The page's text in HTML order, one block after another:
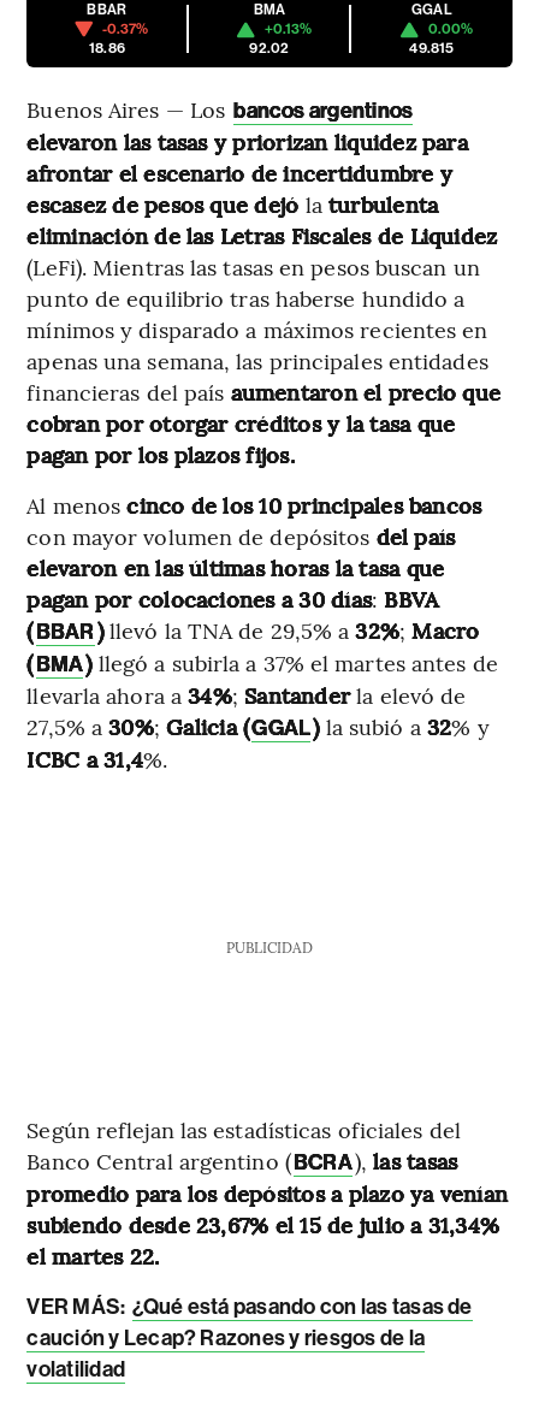
BBAR
-0.37%
18.86
BMA
+0.13%
92.02
GGAL
0.00%
49.815
Buenos Aires — Los bancos argentinos
elevaron las tasas y priorizan liquidez para
afrontar el escenario de incertidumbre y
escasez de pesos que dejó la turbulenta
eliminación de las Letras Fiscales de Liquidez
(LeFi). Mientras las tasas en pesos buscan un
punto de equilibrio tras haberse hundido a
mínimos y disparado a máximos recientes en
apenas una semana, las principales entidades
financieras del país aumentaron el precio que
cobran por otorgar créditos y la tasa que
pagan por los plazos fijos.
Al menoscinco de los 10 principales bancos
con mayor volumen de depósitos del país
elevaron en las últimas horas la tasa que
pagan por colocaciones a 30 días: BBVA
(BBAR)llevó la TNA de 29,5% a32%;Macro
(BMA)llegó a subirla a 37% el martes antes de
llevarla ahora a34%; Santanderla elevó de
27,5% a30%;Galicia (GGAL) la subió a 32% y
ICBC a 31,4%.
PUBLICIDAD
Según reflejan las estadísticas oficiales del
Banco Central argentino (BCRA),las tasas
promedio para los depósitos a plazo ya venían
subiendo desde 23,67% el 15 de julio a 31,34%
el martes 22.
VER MÁS: ¿Qué está pasando con las tasas de
caución y Lecap? Razones y riesgos de la
volatilidad